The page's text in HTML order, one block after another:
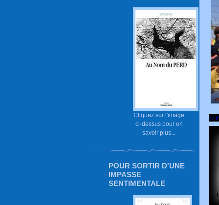
Cliquez sur l'image
ci-dessus pour en
savoir plus...
POUR SORTIR D'UNE
IMPASSE
SENTIMENTALE
©